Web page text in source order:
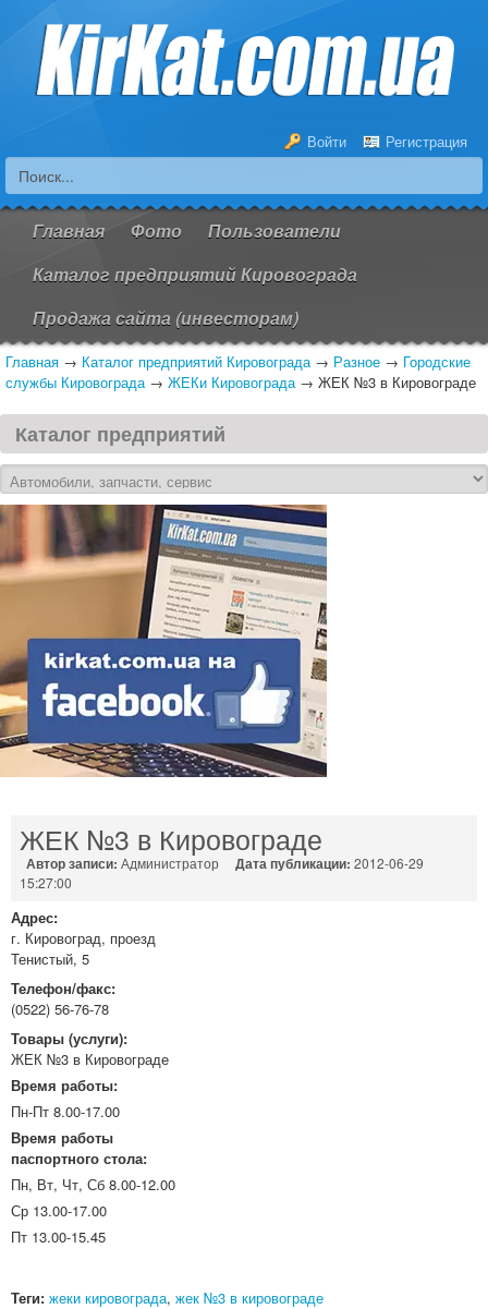
Войти Регистрация
Главная Фото
Пользователи
Каталог предприятий Кировограда
Продажа сайта (инвесторам)
Главная → Каталог предприятий Кировограда → Разное → Городские
службы Кировограда → ЖЕКи Кировограда → ЖЕК №3 в Кировограде
Каталог предприятий
ЖЕК №3 в Кировограде
Автор записи: Администратор Дата публикации: 2012-06-29
15:27:00
Адрес:
г. Кировоград, проезд
Тенистый, 5
Телефон/факс:
(0522) 56-76-78
Товары (услуги):
ЖЕК №3 в Кировограде
Время работы:
Пн-Пт 8.00-17.00
Время работы
паспортного стола:
Пн, Вт, Чт, Сб 8.00-12.00
Ср 13.00-17.00
Пт 13.00-15.45
Теги: жеки кировограда, жек №3 в кировограде